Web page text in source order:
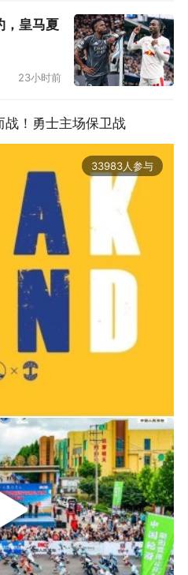
，皇马夏
23小时前
战！勇士主场保卫战
33983人参与
2019-06-14 01:03